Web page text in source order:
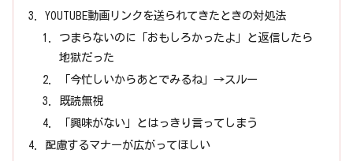
YOUTUBE動画リンクを送られてきたときの対処法
つまらないのに「おもしろかったよ」と返信したら
地獄だった
「今忙しいからあとでみるね」→スルー
既読無視
「興味がない」とはっきり言ってしまう
配慮するマナーが広がってほしい